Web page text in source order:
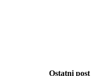
Ostatni post